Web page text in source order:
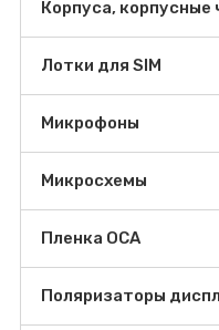
Корпуса, корпусные
Лотки для SIM
Микрофоны
Микросхемы
Пленка OCA
Поляризаторы